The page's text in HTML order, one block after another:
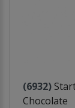
(6932)
Chocolate